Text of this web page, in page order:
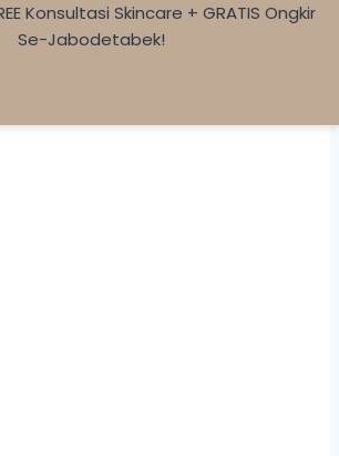
Konsultasi Skincare + GRATIS Ongkir
Se-Jabodetabek!